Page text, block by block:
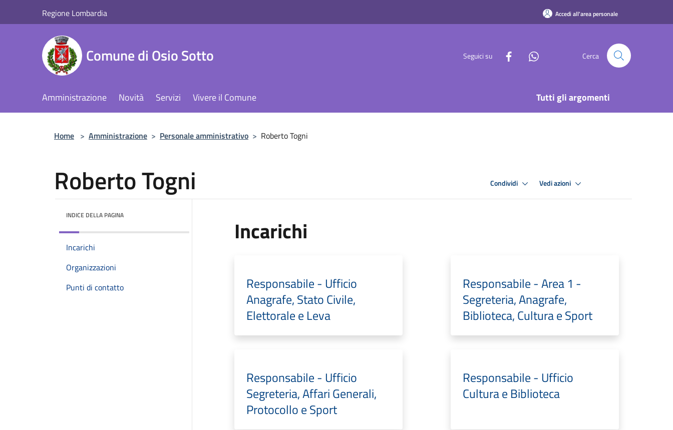
Regione Lombardia Accedi all'area personale
Comune di Osio Sotto Seguici su Cerca
Amministrazione Novità Servizi Vivere il Comune Tutti gli argomenti
Home > Amministrazione > Personale amministrativo > Roberto Togni
Roberto Togni Condividi Vedi azioni
INDICE DELLA PAGINA
Incarichi
Organizzazioni
Punti di contatto
Incarichi
Responsabile - Ufficio
Anagrafe, Stato Civile,
Elettorale e Leva
Responsabile - Area 1 -
Segreteria, Anagrafe,
Biblioteca, Cultura e Sport
Responsabile - Ufficio
Segreteria, Affari Generali,
Protocollo e Sport
Responsabile - Ufficio
Cultura e Biblioteca